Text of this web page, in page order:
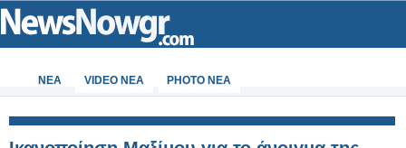
ΝΕΑ VIDEO NEA PHOTO NEA